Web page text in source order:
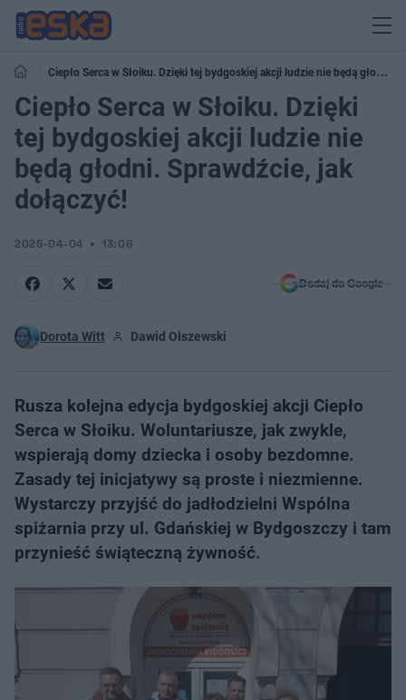
Ciepło Serca w Słoiku. Dzięki tej bydgoskiej akcji ludzie nie będą głodni.
Sprawdźcie, jak dołączyć!
Ciepło Serca w Słoiku. Dzięki
tej bydgoskiej akcji ludzie nie
będą głodni. Sprawdźcie, jak
dołączyć!
2025-04-04 13:06
Dodaj do Google
Dorota Witt Dawid Olszewski
Rusza kolejna edycja bydgoskiej akcji Ciepło
Serca w Słoiku. Woluntariusze, jak zwykle,
wspierają domy dziecka i osoby bezdomne.
Zasady tej inicjatywy są proste i niezmienne.
Wystarczy przyjść do jadłodzielni Wspólna
spiżarnia przy ul. Gdańskiej w Bydgoszczy i tam
przynieść świąteczną żywność.